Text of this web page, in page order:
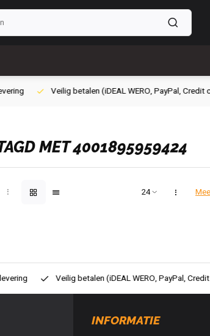
PayPal, Credit card of Achteraf betalen)
MET 4001895959424
PayPal, Credit card of Achteraf betalen)
INFORMATIE